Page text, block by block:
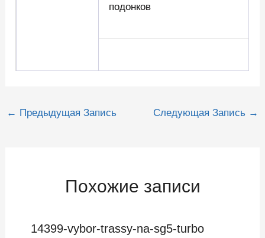
подонков
Навигация
← Предыдущая Запись Следующая Запись →
Похожие записи
14399-vybor-trassy-na-sg5-turbo